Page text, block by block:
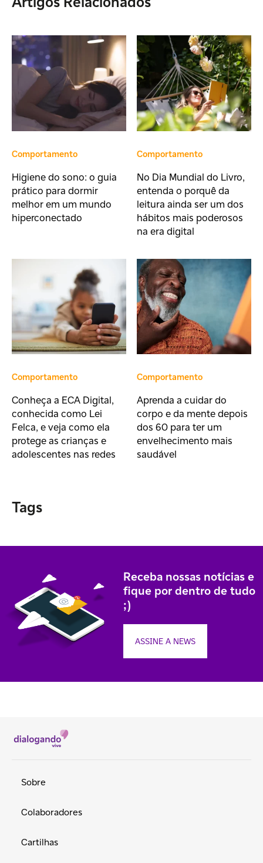
Comportamento
Higiene do sono: o guia
prático para dormir
melhor em um mundo
hiperconectado
Comportamento
No Dia Mundial do Livro,
entenda o porquê da
leitura ainda ser um dos
hábitos mais poderosos
na era digital
Comportamento
Conheça a ECA Digital,
conhecida como Lei
Felca, e veja como ela
protege as crianças e
adolescentes nas redes
Comportamento
Aprenda a cuidar do
corpo e da mente depois
dos 60 para ter um
envelhecimento mais
saudável
Tags
Receba nossas notícias e
fique por dentro de tudo
;)
ASSINE A NEWS
Sobre
Colaboradores
Cartilhas